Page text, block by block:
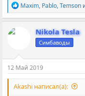
Р
е
а
:
Maxim, Pablo,Temson
Nikola Tesla
Симбаводы
12 Май 2019
Akashi написал(а):